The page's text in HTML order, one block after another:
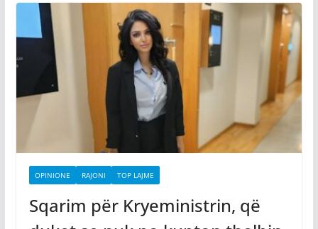
OPINIONE RAJONI TOP LAJME
Sqarim për Kryeministrin, që